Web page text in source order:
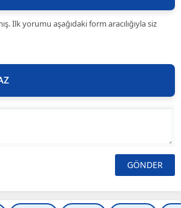
İlk yorumu aşağıdaki form aracılığıyla siz